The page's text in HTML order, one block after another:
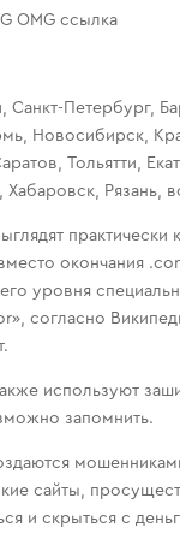
OMG ссылка
Санкт-Петербург,
Новосибирск,
Тольятти,
Рязань,
окончания
уровня
согласно
используют
запомнить.
сайты,
и скрыться с